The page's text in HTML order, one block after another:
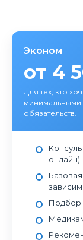
Эконом
от 4
Для тех, кто
минимальными
обязательств.
онлайн)
Подбор